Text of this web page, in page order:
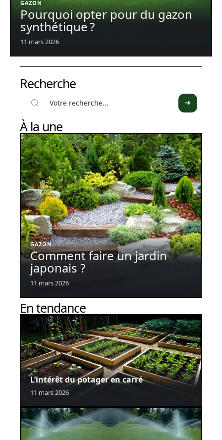
GAZON
Pourquoi opter pour du gazon
synthétique ?
11 mars 2026
Recherche
À la une
GAZON
Comment faire un jardin
japonais ?
11 mars 2026
En tendance
L’intérêt du potager en carré
11 mars 2026